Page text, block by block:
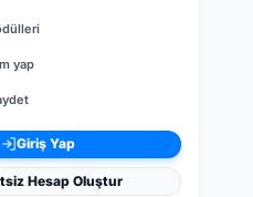
yap
Giriş Yap
Hesap Oluştur